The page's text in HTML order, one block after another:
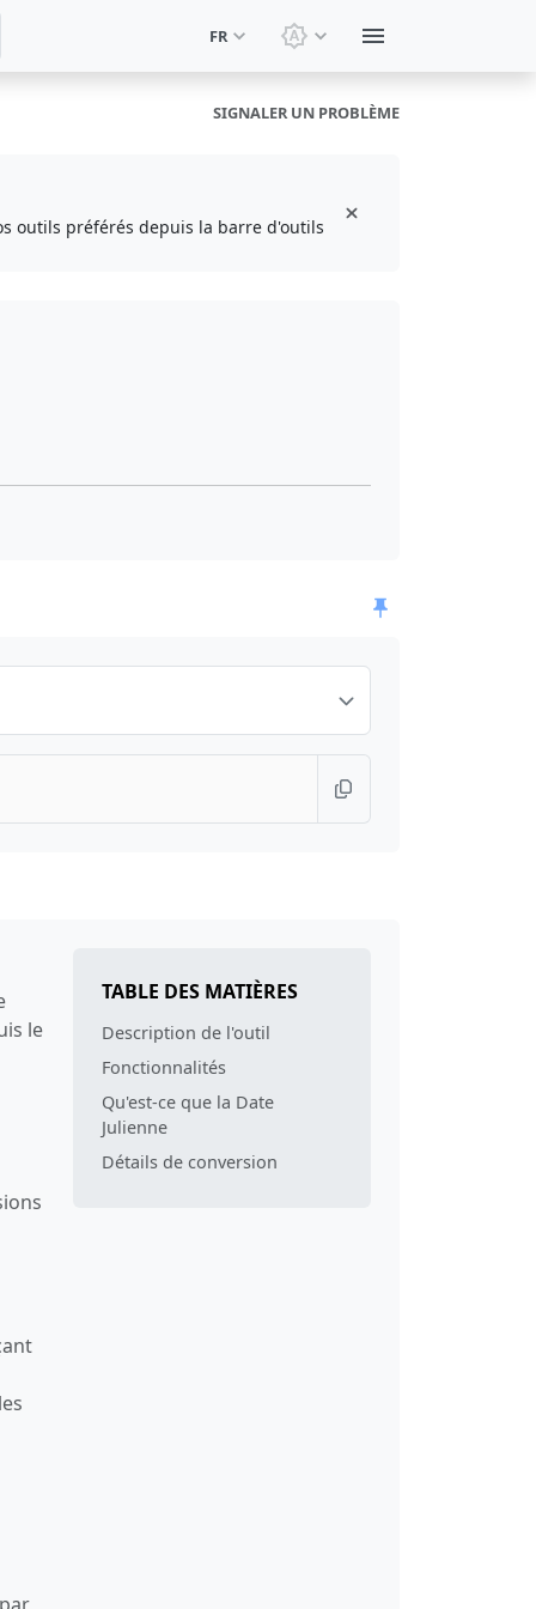
FR Changer le thème:
SIGNALER UN PROBLÈME
outils préférés depuis la barre d'outils
le
TABLE DES MATIÈRES
Description de l'outil
Fonctionnalités
Qu'est-ce que la Date
Julienne
Détails de conversion